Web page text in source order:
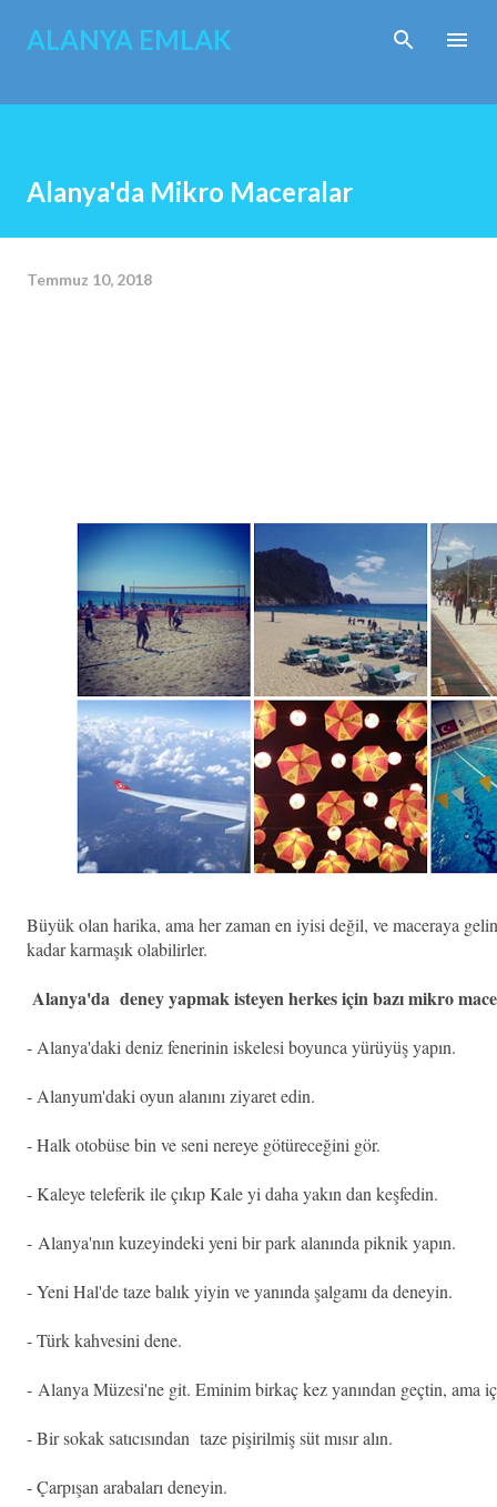
Ana içeriğe atla
ALANYA EMLAK
Alanya'da Mikro Maceralar
Temmuz 10, 2018
Büyük olan harika, ama her zaman en iyisi değil, ve maceraya
kadar karmaşık olabilirler.
Alanya'da deney yapmak isteyen herkes için bazı mikro
- Alanya'daki deniz fenerinin iskelesi boyunca yürüyüş yapın.
- Alanyum'daki oyun alanını ziyaret edin.
- Halk otobüse bin ve seni nereye götüreceğini gör.
- Kaleye teleferik ile çıkıp Kale yi daha yakın dan keşfedin.
- Alanya'nın kuzeyindeki yeni bir park alanında piknik yapın.
- Yeni Hal'de taze balık yiyin ve yanında şalgamı da deneyin.
- Türk kahvesini dene.
- Alanya Müzesi'ne git. Eminim birkaç kez yanından geçtin, ama
- Bir sokak satıcısından taze pişirilmiş süt mısır alın.
- Çarpışan arabaları deneyin.